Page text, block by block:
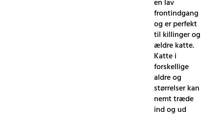
en lav
frontindgang
og er perfekt
til killinger og
ældre katte.
Katte i
forskellige
aldre og
størrelser kan
nemt træde
ind og ud